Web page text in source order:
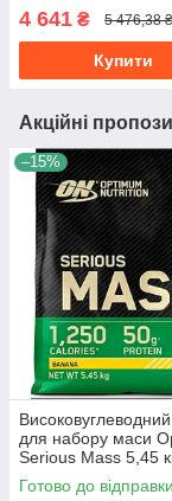
4 641 ₴ 5 476,38 ₴
Купити
Акційні
–15%
для набору маси
Serious Mass 5,45
Готово до відправки